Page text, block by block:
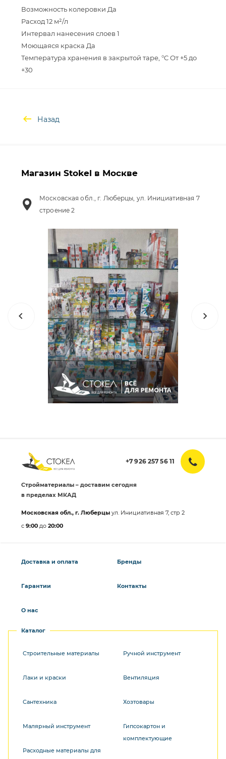
Возможность колеровки Да
Расход 12 м²/л
Интервал нанесения слоев 1
Моющаяся краска Да
Температура хранения в закрытой таре, °C От +5 до
Назад
Магазин Stokel в Москве
Московская обл., г. Люберцы, ул. Инициативная 7
строение 2
+7 926 257 56 11
Стройматериалы – доставим сегодня
в пределах МКАД
Московская обл., г. Люберцы ул. Инициативная 7, стр 2
с 9:00 до 20:00
Доставка и оплата
Гарантии
О нас
Бренды
Контакты
Каталог
Строительные материалы
Лаки и краски
Сантехника
Малярный инструмент
Расходные материалы для
Ручной инструмент
Вентиляция
Хозтовары
Гипсокартон и
комплектующие